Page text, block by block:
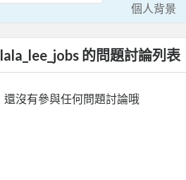
個人背景
lala_lee_jobs 的問題討論列表
還沒有參與任何問題討論哦